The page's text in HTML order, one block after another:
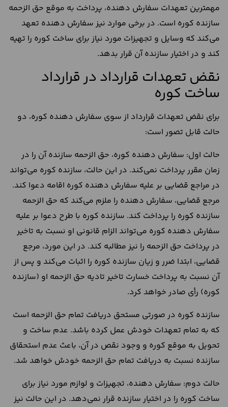
مهم‎ترین تعهدات سفارش دهنده، پرداخت به موقع حق الزحمه
سازنده کوره است. در برخی موارد نیز سفارش دهنده تعهد
می‌کند که وسایل و تجهیزات مورد نیاز برای ساخت کوره را تهیه
کند و در اختیار سازنده آن قرار بدهد.
نقض تعهدات قرارداد در قرارداد
ساخت کوره
برای نقض تعهدات قرارداد از سوی سفارش دهنده کوره، دو
حالت قابل تصور است:
حالت اول: سفارش دهنده کوره، حق الزحمه سازنده آن را در
زمان مقرر پرداخت نمی‌کند. در این حالت، سازنده کوره می‌تواند
در مراجع قضایی بر علیه سفارش دهنده کوره اقامه دعوا کند.
مرجع قضایی، سفارش دهنده را ملزم می‌کند که حق الزحمه
سازنده کوره را پرداخت کند. سازنده کوره با طرح دعوا بر علیه
سفارش دهنده کوره می‌تواند الزام قانونی او نسبت به تاخیر
در پرداخت حق الزحمه را نیز مطالبه کند. در این مورد، مرجع
قضایی، ابتدا ضرر و زیان سازنده کوره را اثبات می‌کند و پس از
آن نسبت به پرداخت خسارت تاخیر تادیه حق الزحمه او (سازنده
کوره) رأی صادر خواهد کرد.
سازنده کوره در صورتی مستحق دریافت تمام حق الزحمه است
که به تمام تعهدات خودش عمل کرده باشد. عدم ساخت و
تحویل به موقع کوره و وجود نقص در آن، باعث عدم استحقاق
سازنده نسبت به دریافت تمام حق الزحمه خودش خواهد شد.
حالت دوم: سفارش دهنده، تجهیزات و لوازم مورد نیاز برای
ساخت کوره را در اختیار سازنده قرار نمی‌دهد. در این حالت نیز